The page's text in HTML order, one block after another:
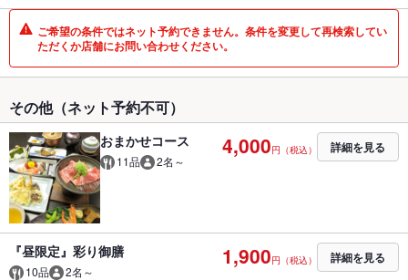
ご希望の条件ではネット予約できません。条件を変更して再検索してい
ただくか店舗にお問い合わせください。
その他（ネット予約不可）
おまかせコース
11品 2名～
4,000円（税込） 詳細を見る
『昼限定』彩り御膳
10品 2名～
1,900円（税込） 詳細を見る